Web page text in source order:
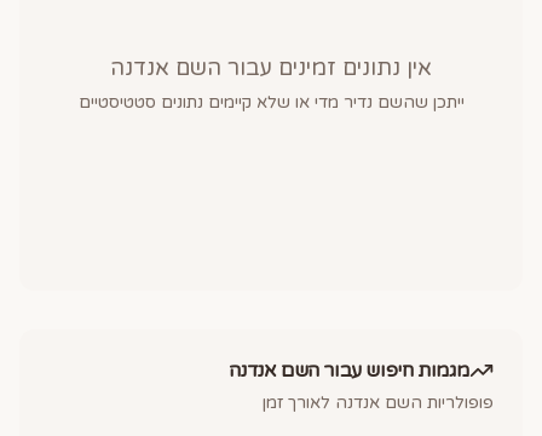
אין נתונים זמינים עבור השם אנדנה
ייתכן שהשם נדיר מדי או שלא קיימים נתונים סטטיסטיים
מגמות חיפוש עבור השםאנדנה
פופולריות השם אנדנה לאורך זמן